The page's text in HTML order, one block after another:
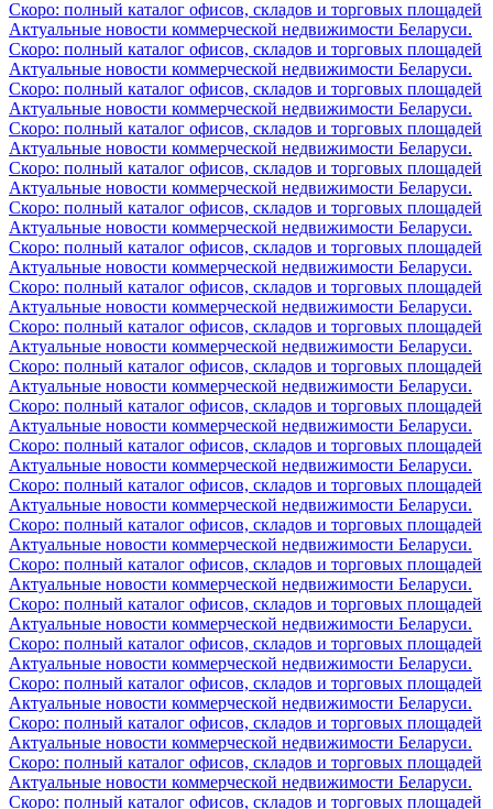
Скоро: полный каталог офисов, складов и торговых площадей
Актуальные новости коммерческой недвижимости Беларуси.
Скоро: полный каталог офисов, складов и торговых площадей
Актуальные новости коммерческой недвижимости Беларуси.
Скоро: полный каталог офисов, складов и торговых площадей
Актуальные новости коммерческой недвижимости Беларуси.
Скоро: полный каталог офисов, складов и торговых площадей
Актуальные новости коммерческой недвижимости Беларуси.
Скоро: полный каталог офисов, складов и торговых площадей
Актуальные новости коммерческой недвижимости Беларуси.
Скоро: полный каталог офисов, складов и торговых площадей
Актуальные новости коммерческой недвижимости Беларуси.
Скоро: полный каталог офисов, складов и торговых площадей
Актуальные новости коммерческой недвижимости Беларуси.
Скоро: полный каталог офисов, складов и торговых площадей
Актуальные новости коммерческой недвижимости Беларуси.
Скоро: полный каталог офисов, складов и торговых площадей
Актуальные новости коммерческой недвижимости Беларуси.
Скоро: полный каталог офисов, складов и торговых площадей
Актуальные новости коммерческой недвижимости Беларуси.
Скоро: полный каталог офисов, складов и торговых площадей
Актуальные новости коммерческой недвижимости Беларуси.
Скоро: полный каталог офисов, складов и торговых площадей
Актуальные новости коммерческой недвижимости Беларуси.
Скоро: полный каталог офисов, складов и торговых площадей
Актуальные новости коммерческой недвижимости Беларуси.
Скоро: полный каталог офисов, складов и торговых площадей
Актуальные новости коммерческой недвижимости Беларуси.
Скоро: полный каталог офисов, складов и торговых площадей
Актуальные новости коммерческой недвижимости Беларуси.
Скоро: полный каталог офисов, складов и торговых площадей
Актуальные новости коммерческой недвижимости Беларуси.
Скоро: полный каталог офисов, складов и торговых площадей
Актуальные новости коммерческой недвижимости Беларуси.
Скоро: полный каталог офисов, складов и торговых площадей
Актуальные новости коммерческой недвижимости Беларуси.
Скоро: полный каталог офисов, складов и торговых площадей
Актуальные новости коммерческой недвижимости Беларуси.
Скоро: полный каталог офисов, складов и торговых площадей
Актуальные новости коммерческой недвижимости Беларуси.
Скоро: полный каталог офисов, складов и торговых площадей